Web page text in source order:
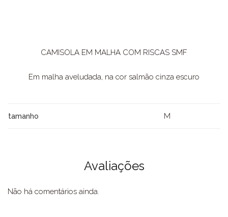
CAMISOLA EM MALHA COM RISCAS SMF
Em malha aveludada, na cor salmão cinza escuro
tamanho M
Avaliações
Não há comentários ainda.